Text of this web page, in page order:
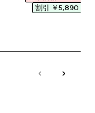
割引 ￥5,890‎